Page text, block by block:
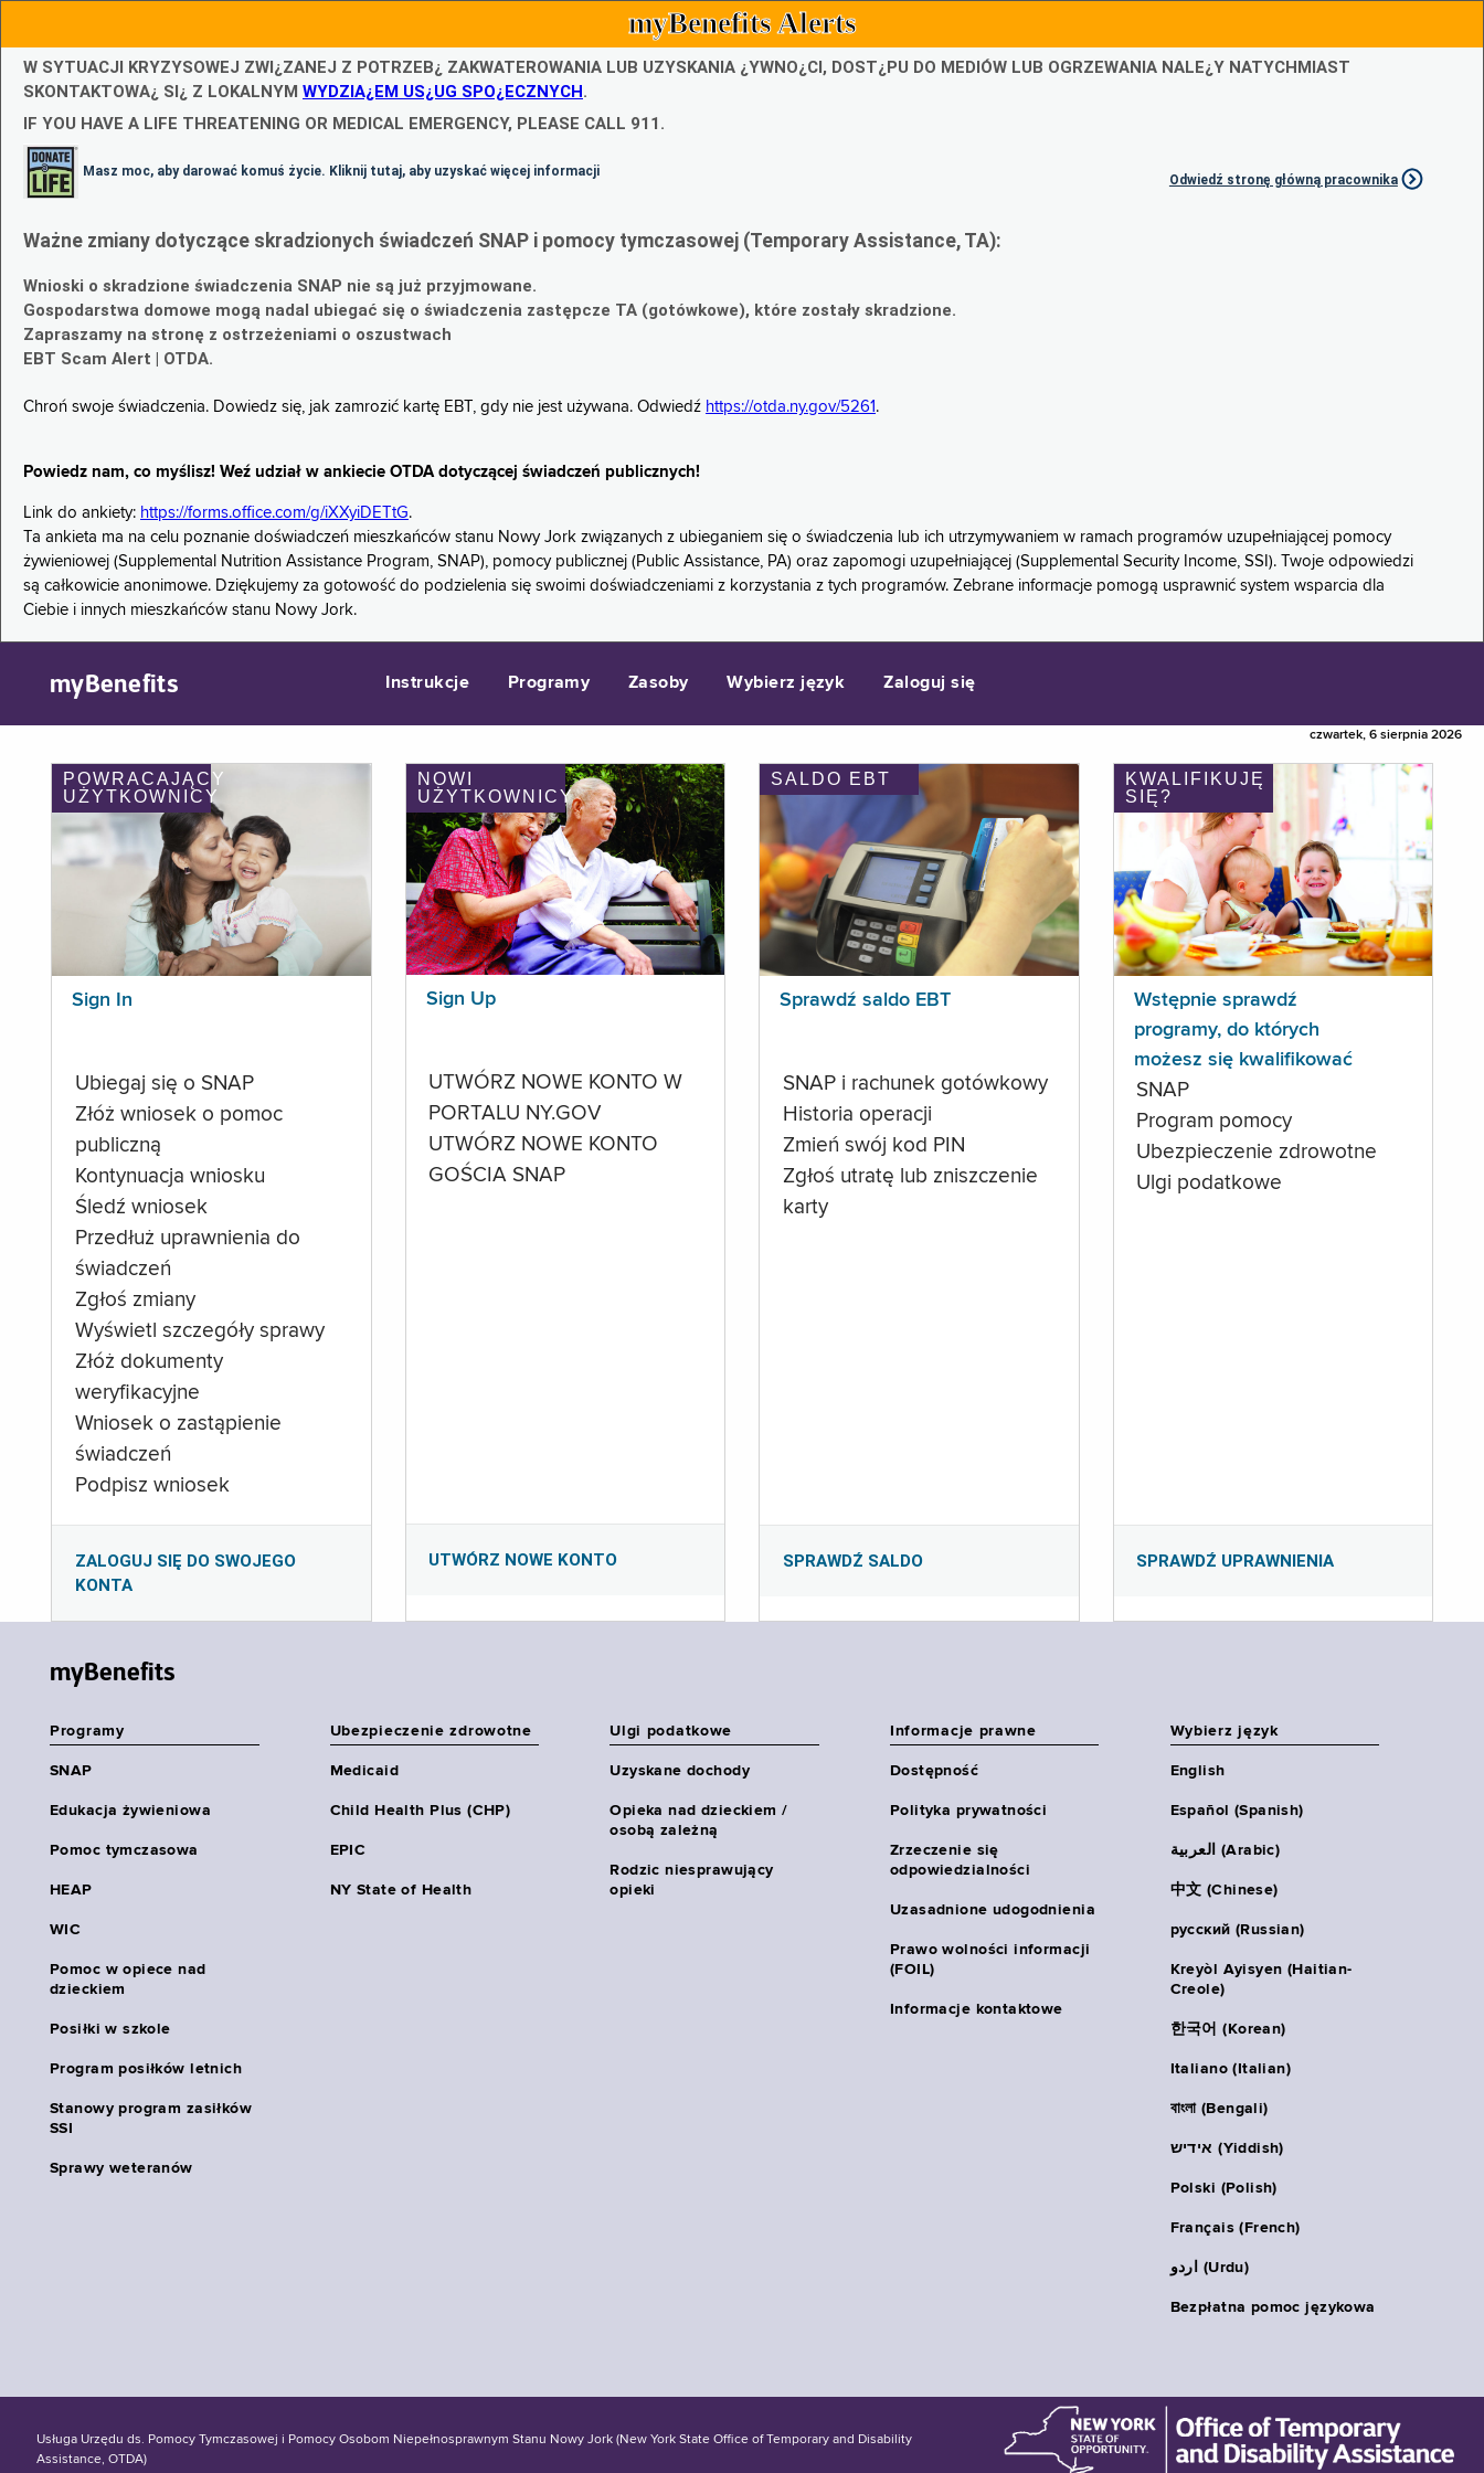
myBenefits Alerts
W SYTUACJI KRYZYSOWEJ ZWI¿ZANEJ Z POTRZEB¿ ZAKWATEROWANIA LUB UZYSKANIA ¿YWNO¿CI, DOST¿PU DO MEDIÓW LUB OGRZEWANIA NALE¿Y NATYCHMIAST
SKONTAKTOWA¿ SI¿ Z LOKALNYM WYDZIA¿EM US¿UG SPO¿ECZNYCH.
IF YOU HAVE A LIFE THREATENING OR MEDICAL EMERGENCY, PLEASE CALL 911.
Masz moc, aby darować komuś życie. Kliknij tutaj, aby uzyskać więcej informacji
Odwiedź stronę główną pracownika
Ważne zmiany dotyczące skradzionych świadczeń SNAP i pomocy tymczasowej (Temporary Assistance, TA):
Wnioski o skradzione świadczenia SNAP nie są już przyjmowane.
Gospodarstwa domowe mogą nadal ubiegać się o świadczenia zastępcze TA (gotówkowe), które zostały skradzione.
Zapraszamy na stronę z ostrzeżeniami o oszustwach
EBT Scam Alert | OTDA.
Chroń swoje świadczenia. Dowiedz się, jak zamrozić kartę EBT, gdy nie jest używana. Odwiedź https://otda.ny.gov/5261 .
Powiedz nam, co myślisz! Weź udział w ankiecie OTDA dotyczącej świadczeń publicznych!
Link do ankiety: https://forms.office.com/g/iXXyiDETtG.
Ta ankieta ma na celu poznanie doświadczeń mieszkańców stanu Nowy Jork związanych z ubieganiem się o świadczenia lub ich utrzymywaniem w ramach programów uzupełniającej pomocy
żywieniowej (Supplemental Nutrition Assistance Program, SNAP), pomocy publicznej (Public Assistance, PA) oraz zapomogi uzupełniającej (Supplemental Security Income, SSI). Twoje odpowiedzi
są całkowicie anonimowe. Dziękujemy za gotowość do podzielenia się swoimi doświadczeniami z korzystania z tych programów. Zebrane informacje pomogą usprawnić system wsparcia dla
Ciebie i innych mieszkańców stanu Nowy Jork.
myBenefits Instrukcje Programy Zasoby Wybierz język Zaloguj się
czwartek, 6 sierpnia 2026
POWRACAJĄCY
UŻYTKOWNICY
Sign In
Ubiegaj się o SNAP
Złóż wniosek o pomoc
publiczną
Kontynuacja wniosku
Śledź wniosek
Przedłuż uprawnienia do
świadczeń
Zgłoś zmiany
Wyświetl szczegóły sprawy
Złóż dokumenty
weryfikacyjne
Wniosek o zastąpienie
świadczeń
Podpisz wniosek
ZALOGUJ SIĘ DO SWOJEGO
KONTA
NOWI
UŻYTKOWNICY
Sign Up
UTWÓRZ NOWE KONTO W
PORTALU NY.GOV
UTWÓRZ NOWE KONTO
GOŚCIA SNAP
UTWÓRZ NOWE KONTO
SALDO EBT
Sprawdź saldo EBT
SNAP i rachunek gotówkowy
Historia operacji
Zmień swój kod PIN
Zgłoś utratę lub zniszczenie
karty
SPRAWDŹ SALDO
KWALIFIKUJĘ
SIĘ?
Wstępnie sprawdź
programy, do których
możesz się kwalifikować
SNAP
Program pomocy
Ubezpieczenie zdrowotne
Ulgi podatkowe
SPRAWDŹ UPRAWNIENIA
myBenefits
Programy
SNAP
Edukacja żywieniowa
Pomoc tymczasowa
HEAP
WIC
Pomoc w opiece nad
dzieckiem
Posiłki w szkole
Program posiłków letnich
Stanowy program zasiłków
SSI
Sprawy weteranów
Ubezpieczenie zdrowotne
Medicaid
Child Health Plus (CHP)
EPIC
NY State of Health
Ulgi podatkowe
Uzyskane dochody
Opieka nad dzieckiem /
osobą zależną
Rodzic niesprawujący
opieki
Informacje prawne
Dostępność
Polityka prywatności
Zrzeczenie się
odpowiedzialności
Uzasadnione udogodnienia
Prawo wolności informacji
(FOIL)
Informacje kontaktowe
Wybierz język
English
Español (Spanish)
العربية (Arabic)
中文 (Chinese)
русский (Russian)
Kreyòl Ayisyen (Haitian-
Creole)
한국어 (Korean)
Italiano (Italian)
বাংলা (Bengali)
אידיש (Yiddish)
Polski (Polish)
Français (French)
اردو (Urdu)
Bezpłatna pomoc językowa
Usługa Urzędu ds. Pomocy Tymczasowej i Pomocy Osobom Niepełnosprawnym Stanu Nowy Jork (New York State Office of Temporary and Disability
Assistance, OTDA)